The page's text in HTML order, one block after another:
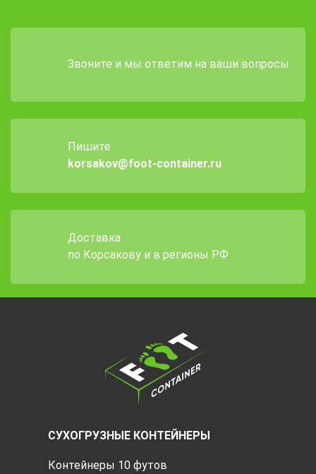
Звоните и мы ответим на ваши вопросы
Пишите
korsakov@foot-container.ru
Доставка
по Корсакову и в регионы РФ
СУХОГРУЗНЫЕ КОНТЕЙНЕРЫ
Контейнеры 10 футов